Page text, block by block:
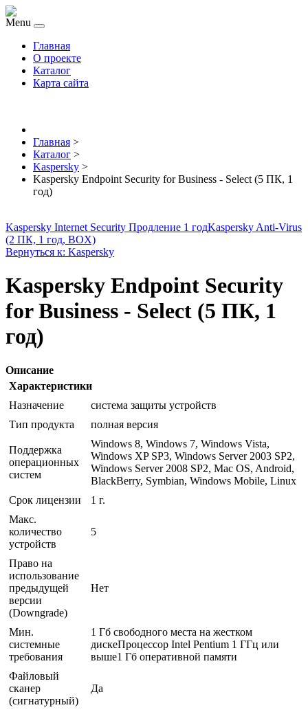
Menu
Главная
О проекте
Каталог
Карта сайта
Главная >
Каталог >
Kaspersky >
Kaspersky Endpoint Security for Business - Select (5 ПК, 1
год)
Kaspersky Internet Security Продление 1 годKaspersky Anti-Virus
(2 ПК, 1 год, BOX)
Вернуться к: Kaspersky
Kaspersky Endpoint Security
for Business - Select (5 ПК, 1
год)
Описание
Характеристики
Назначение
система защиты устройств
Тип продукта
полная версия
Поддержка
операционных
систем
Windows 8, Windows 7, Windows Vista,
Windows XP SP3, Windows Server 2003 SP2,
Windows Server 2008 SP2, Mac OS, Android,
BlackBerry, Symbian, Windows Mobile, Linux
Срок лицензии
1 г.
Макс.
количество
устройств
5
Право на
использование
предыдущей
версии
(Downgrade)
Нет
Мин.
системные
требования
1 Гб свободного места на жестком
дискеПроцессор Intel Pentium 1 ГГц или
выше1 Гб оперативной памяти
Файловый
сканер
(сигнатурный)
Да